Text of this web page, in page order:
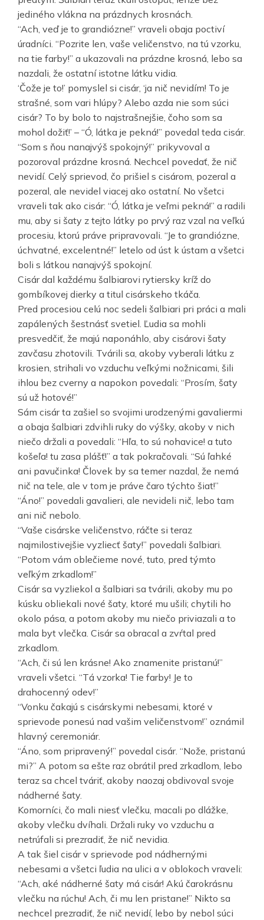
jediného vlákna na prázdnych krosnách.
“Ach, veď je to grandiózne!” vraveli obaja poctiví
úradníci. “Pozrite len, vaše veličenstvo, na tú vzorku,
na tie farby!” a ukazovali na prázdne krosná, lebo sa
nazdali, že ostatní istotne látku vidia.
‘Čože je to!’ pomyslel si cisár, ‘ja nič nevidím! To je
strašné, som vari hlúpy? Alebo azda nie som súci
cisár? To by bolo to najstrašnejšie, čoho som sa
mohol dožiť!’ – “Ó, látka je pekná!” povedal teda cisár.
“Som s ňou nanajvýš spokojný!” prikyvoval a
pozoroval prázdne krosná. Nechcel povedať, že nič
nevidí. Celý sprievod, čo prišiel s cisárom, pozeral a
pozeral, ale nevidel viacej ako ostatní. No všetci
vraveli tak ako cisár: “Ó, látka je veľmi pekná!” a radili
mu, aby si šaty z tejto látky po prvý raz vzal na veľkú
procesiu, ktorú práve pripravovali. “Je to grandiózne,
úchvatné, excelentné!” letelo od úst k ústam a všetci
boli s látkou nanajvýš spokojní.
Cisár dal každému šalbiarovi rytiersky kríž do
gombíkovej dierky a titul cisárskeho tkáča.
Pred procesiou celú noc sedeli šalbiari pri práci a mali
zapálených šestnásť svetiel. Ľudia sa mohli
presvedčiť, že majú naponáhlo, aby cisárovi šaty
zavčasu zhotovili. Tvárili sa, akoby vyberali látku z
krosien, strihali vo vzduchu veľkými nožnicami, šili
ihlou bez cverny a napokon povedali: “Prosím, šaty
sú už hotové!”
Sám cisár ta zašiel so svojimi urodzenými gavaliermi
a obaja šalbiari zdvihli ruky do výšky, akoby v nich
niečo držali a povedali: “Hľa, to sú nohavice! a tuto
košeľa! tu zasa plášť!” a tak pokračovali. “Sú ľahké
ani pavučinka! Človek by sa temer nazdal, že nemá
nič na tele, ale v tom je práve čaro týchto šiat!”
“Áno!” povedali gavalieri, ale nevideli nič, lebo tam
ani nič nebolo.
“Vaše cisárske veličenstvo, ráčte si teraz
najmilostivejšie vyzliecť šaty!” povedali šalbiari.
“Potom vám oblečieme nové, tuto, pred týmto
veľkým zrkadlom!”
Cisár sa vyzliekol a šalbiari sa tvárili, akoby mu po
kúsku obliekali nové šaty, ktoré mu ušili; chytili ho
okolo pása, a potom akoby mu niečo priviazali a to
mala byt vlečka. Cisár sa obracal a zvŕtal pred
zrkadlom.
“Ach, či sú len krásne! Ako znamenite pristanú!”
vraveli všetci. “Tá vzorka! Tie farby! Je to
drahocenný odev!”
“Vonku čakajú s cisárskymi nebesami, ktoré v
sprievode ponesú nad vašim veličenstvom!” oznámil
hlavný ceremoniár.
“Áno, som pripravený!” povedal cisár. “Nože, pristanú
mi?” A potom sa ešte raz obrátil pred zrkadlom, lebo
teraz sa chcel tváriť, akoby naozaj obdivoval svoje
nádherné šaty.
Komorníci, čo mali niesť vlečku, macali po dlážke,
akoby vlečku dvíhali. Držali ruky vo vzduchu a
netrúfali si prezradiť, že nič nevidia.
A tak šiel cisár v sprievode pod nádhernými
nebesami a všetci ľudia na ulici a v oblokoch vraveli:
“Ach, aké nádherné šaty má cisár! Akú čarokrásnu
vlečku na rúchu! Ach, či mu len pristane!” Nikto sa
nechcel prezradiť, že nič nevidí, lebo by nebol súci